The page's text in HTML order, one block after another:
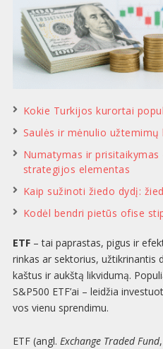
Kokie Turkijos kurortai
Saulės ir mėnulio užtemimų
Numatymas ir prisitaikymas
strategijos elementas
Kaip sužinoti žiedo dydį:
Kodėl bendri pietūs ofise
ETF– tai paprastas, pigus ir
rinkas ar sektorius, užtikrinantis
kaštus ir aukštą likvidumą.
S&P500 ETF’ai – leidžia
vos vienu sprendimu.
ETF (angl. Exchange Traded Fund